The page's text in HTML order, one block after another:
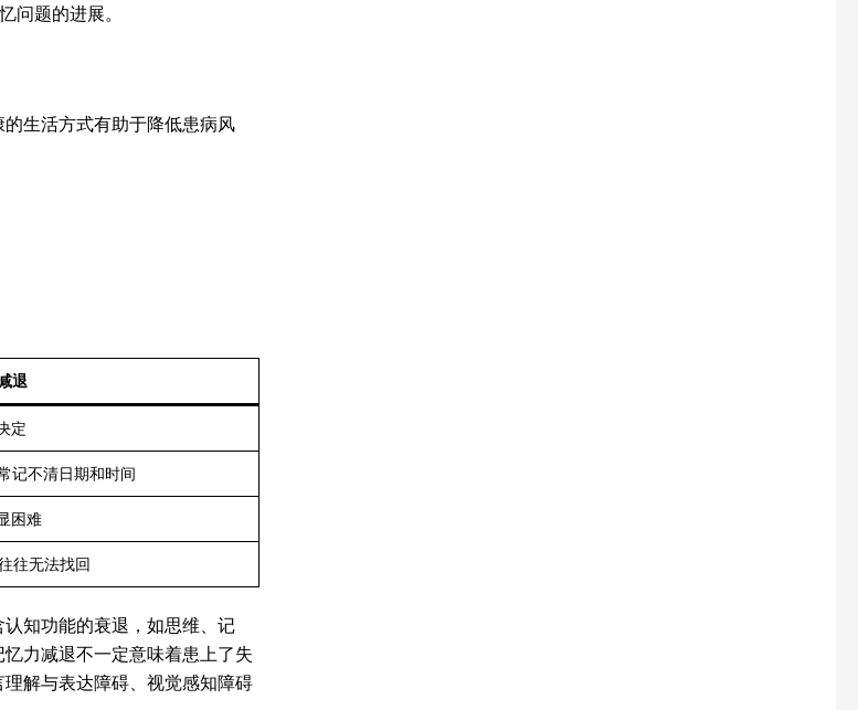
问题的进展。
生活方式有助于降低患病风
退
定
记不清日期和时间
困难
往无法找回
知功能的衰退，如思维、记
力减退不一定意味着患上了失
解与表达障碍、视觉感知障碍